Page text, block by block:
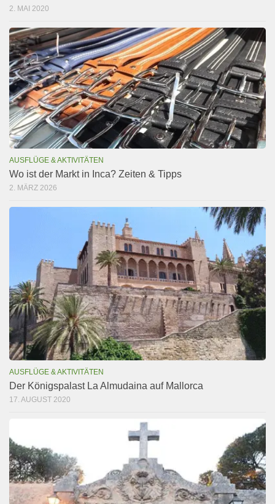
2. MAI 2020
AUSFLÜGE & AKTIVITÄTEN
Wo ist der Markt in Inca? Zeiten & Tipps
2. MÄRZ 2026
AUSFLÜGE & AKTIVITÄTEN
Der Königspalast La Almudaina auf Mallorca
17. AUGUST 2020